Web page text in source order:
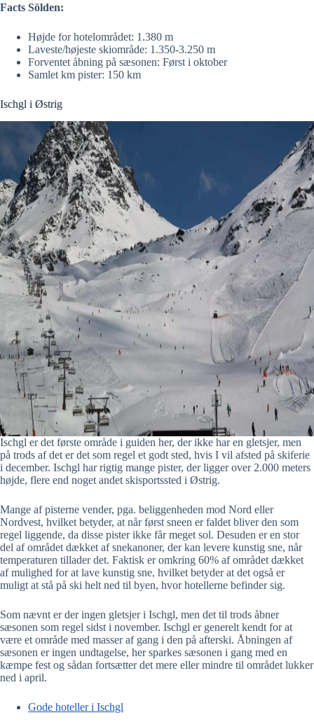
Facts Sölden:
Højde for hotelområdet: 1.380 m
Laveste/højeste skiområde: 1.350-3.250 m
Forventet åbning på sæsonen: Først i oktober
Samlet km pister: 150 km
Ischgl i Østrig
Ischgl er det første område i guiden her, der ikke har en gletsjer, men
på trods af det er det som regel et godt sted, hvis I vil afsted på skiferie
i december. Ischgl har rigtig mange pister, der ligger over 2.000 meters
højde, flere end noget andet skisportssted i Østrig.
Mange af pisterne vender, pga. beliggenheden mod Nord eller
Nordvest, hvilket betyder, at når først sneen er faldet bliver den som
regel liggende, da disse pister ikke får meget sol. Desuden er en stor
del af området dækket af snekanoner, der kan levere kunstig sne, når
temperaturen tillader det. Faktisk er omkring 60% af området dækket
af mulighed for at lave kunstig sne, hvilket betyder at det også er
muligt at stå på ski helt ned til byen, hvor hotellerne befinder sig.
Som nævnt er der ingen gletsjer i Ischgl, men det til trods åbner
sæsonen som regel sidst i november. Ischgl er generelt kendt for at
være et område med masser af gang i den på afterski. Åbningen af
sæsonen er ingen undtagelse, her sparkes sæsonen i gang med en
kæmpe fest og sådan fortsætter det mere eller mindre til området lukker
ned i april.
Gode hoteller i Ischgl